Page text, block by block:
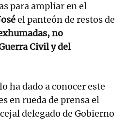
para ampliar en el
el panteón de restos de
no
Civil y del
ha dado a conocer este
en rueda de prensa el
delegado de Gobierno